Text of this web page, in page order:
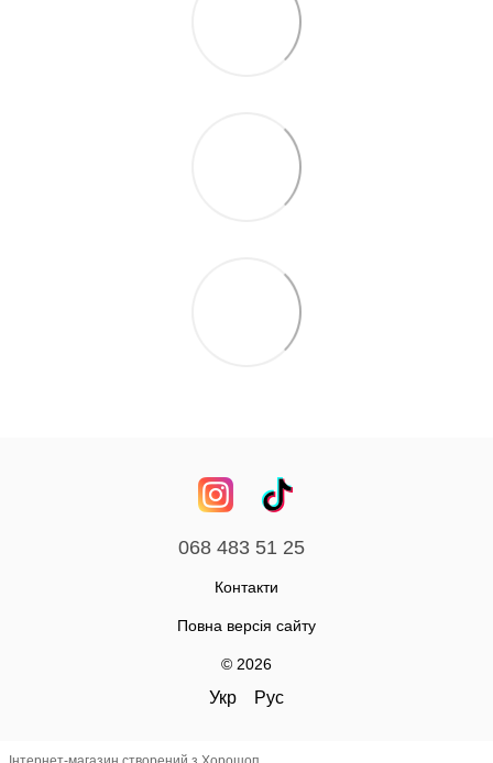
068 483 51 25
Контакти
Повна версія сайту
© 2026
Укр Рус